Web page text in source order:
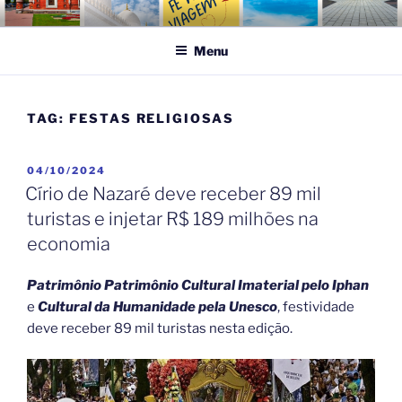
Pular
para
conteúdo
FÉ NA VIAGEM
Turismo Religioso
Menu
TAG: FESTAS RELIGIOSAS
PUBLICADO
EM
04/10/2024
Círio de Nazaré deve receber 89 mil
turistas e injetar R$ 189 milhões na
economia
Patrimônio Patrimônio Cultural Imaterial pelo Iphan
e Cultural da Humanidade pela Unesco, festividade
deve receber 89 mil turistas nesta edição.